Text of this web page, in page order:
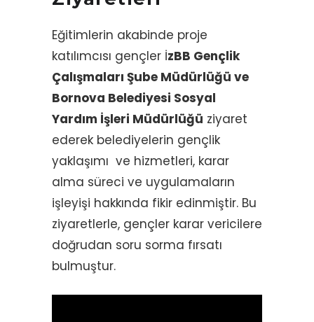
Eğitimlerin akabinde proje
katılımcısı gençler İzBB Gençlik
Çalışmaları Şube Müdürlüğü ve
Bornova Belediyesi Sosyal
Yardım İşleri Müdürlüğü ziyaret
ederek belediyelerin gençlik
yaklaşımı ve hizmetleri, karar
alma süreci ve uygulamaların
işleyişi hakkında fikir edinmiştir. Bu
ziyaretlerle, gençler karar vericilere
doğrudan soru sorma fırsatı
bulmuştur.